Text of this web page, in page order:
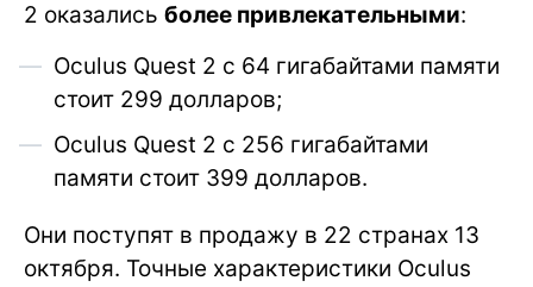
2 оказались более привлекательными:
Oculus Quest 2 с 64 гигабайтами памяти
стоит 299 долларов;
Oculus Quest 2 с 256 гигабайтами
памяти стоит 399 долларов.
Они поступят в продажу в 22 странах 13
октября. Точные характеристики Oculus